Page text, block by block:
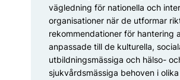
vägledning för nationella och
organisationer när de utformar
rekommendationer för hantering
anpassade till de kulturella,
utbildningsmässiga och hälso-
sjukvårdsmässiga behoven i